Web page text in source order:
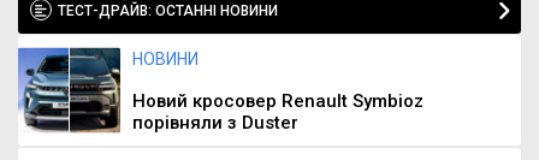
ТЕСТ-ДРАЙВ: ОСТАННІ НОВИНИ
НОВИНИ
Новий кросовер Renault Symbioz
порівняли з Duster